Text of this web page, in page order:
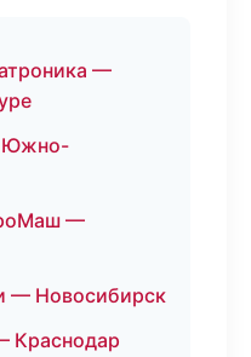
—
Южно-
—
— Новосибирск
Краснодар